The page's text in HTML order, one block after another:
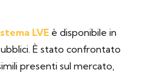
LVE è disponibile in
È stato confrontato
presenti sul mercato,